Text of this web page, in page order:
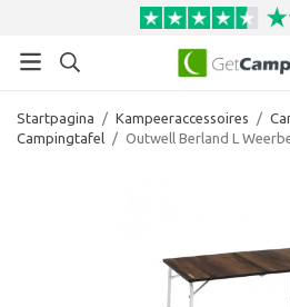
Startpagina / Kampeeraccessoires /
Campingtafel / Outwell Berland L